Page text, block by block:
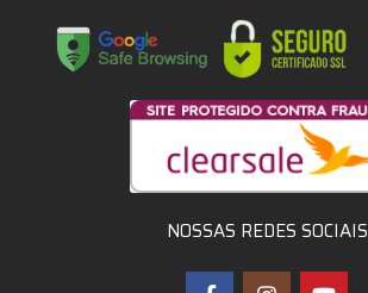
NOSSAS REDES SOCIAIS